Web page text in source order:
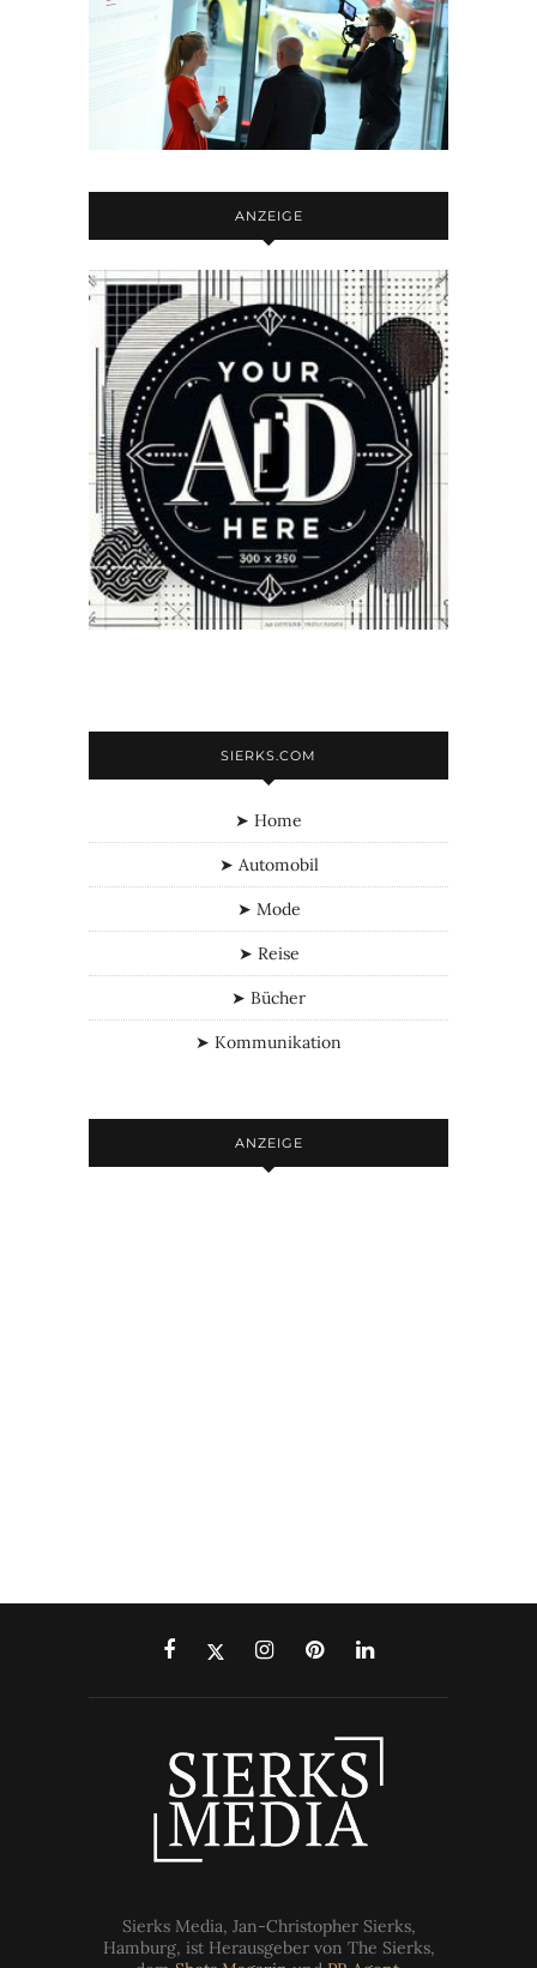
ANZEIGE
SIERKS.COM
➤ Home
➤ Automobil
➤ Mode
➤ Reise
➤ Bücher
➤ Kommunikation
ANZEIGE
Sierks Media, Jan-Christopher Sierks,
Hamburg, ist Herausgeber von The Sierks,